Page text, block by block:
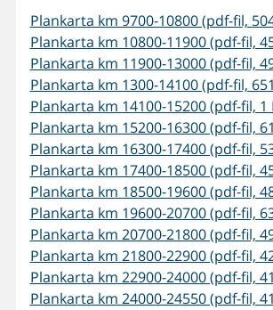
Plankarta km 9700-10800 (pdf-fil,
Plankarta km 10800-11900 (pdf-fil,
Plankarta km 11900-13000 (pdf-fil,
Plankarta km 1300-14100 (pdf-fil,
Plankarta km 14100-15200 (pdf-fil, 1
Plankarta km 15200-16300 (pdf-fil,
Plankarta km 16300-17400 (pdf-fil,
Plankarta km 17400-18500 (pdf-fil,
Plankarta km 18500-19600 (pdf-fil,
Plankarta km 19600-20700 (pdf-fil,
Plankarta km 20700-21800 (pdf-fil,
Plankarta km 21800-22900 (pdf-fil,
Plankarta km 22900-24000 (pdf-fil,
Plankarta km 24000-24550 (pdf-fil,